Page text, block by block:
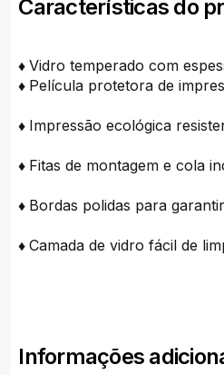
Características do
♦Vidro temperado com
♦ Película protetora de
♦ Impressão ecológica
♦ Fitas de montagem e cola
♦ Bordas polidas para
♦Camada de vidro fácil de
Informações